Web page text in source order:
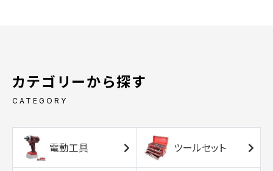
カテゴリーから探す
CATEGORY
電動工具 ツールセット